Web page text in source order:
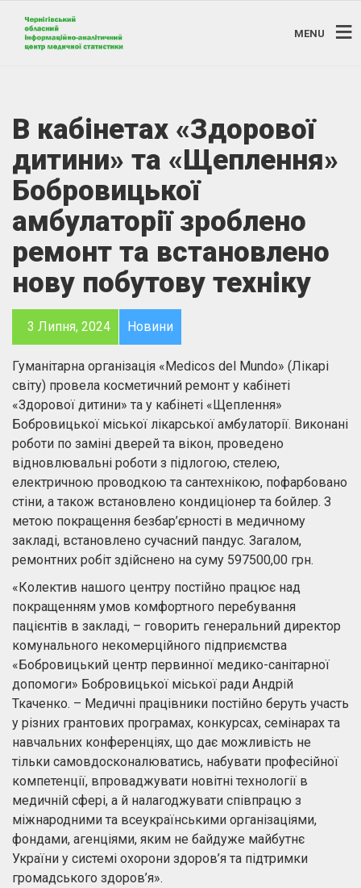
MENU
В кабінетах «Здорової
дитини» та «Щеплення»
Бобровицької
амбулаторії зроблено
ремонт та встановлено
нову побутову техніку
3 Липня, 2024 Новини
Гуманітарна організація «Medicos del Mundo» (Лікарі
світу) провела косметичний ремонт у кабінеті
«Здорової дитини» та у кабінеті «Щеплення»
Бобровицької міської лікарської амбулаторії. Виконані
роботи по заміні дверей та вікон, проведено
відновлювальні роботи з підлогою, стелею,
електричною проводкою та сантехнікою, пофарбовано
стіни, а також встановлено кондиціонер та бойлер. З
метою покращення безбар’єрності в медичному
закладі, встановлено сучасний пандус. Загалом,
ремонтних робіт здійснено на суму 597500,00 грн.
«Колектив нашого центру постійно працює над
покращенням умов комфортного перебування
пацієнтів в закладі, – говорить генеральний директор
комунального некомерційного підприємства
«Бобровицький центр первинної медико-санітарної
допомоги» Бобровицької міської ради Андрій
Ткаченко. – Медичні працівники постійно беруть участь
у різних грантових програмах, конкурсах, семінарах та
навчальних конференціях, що дає можливість не
тільки самовдосконалюватись, набувати професійної
компетенції, впроваджувати новітні технології в
медичній сфері, а й налагоджувати співпрацю з
міжнародними та всеукраїнськими організаціями,
фондами, агенціями, яким не байдуже майбутнє
України у системі охорони здоров’я та підтримки
громадського здоров’я».